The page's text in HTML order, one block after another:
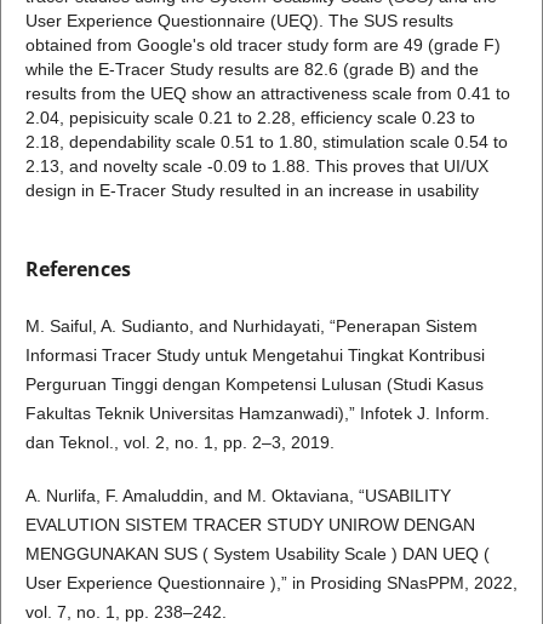
User Experience Questionnaire (UEQ). The SUS results
obtained from Google's old tracer study form are 49 (grade F)
while the E-Tracer Study results are 82.6 (grade B) and the
results from the UEQ show an attractiveness scale from 0.41 to
2.04, pepisicuity scale 0.21 to 2.28, efficiency scale 0.23 to
2.18, dependability scale 0.51 to 1.80, stimulation scale 0.54 to
2.13, and novelty scale -0.09 to 1.88. This proves that UI/UX
design in E-Tracer Study resulted in an increase in usability
References
M. Saiful, A. Sudianto, and Nurhidayati, “Penerapan Sistem
Informasi Tracer Study untuk Mengetahui Tingkat Kontribusi
Perguruan Tinggi dengan Kompetensi Lulusan (Studi Kasus
Fakultas Teknik Universitas Hamzanwadi),” Infotek J. Inform.
dan Teknol., vol. 2, no. 1, pp. 2–3, 2019.
A. Nurlifa, F. Amaluddin, and M. Oktaviana, “USABILITY
EVALUTION SISTEM TRACER STUDY UNIROW DENGAN
MENGGUNAKAN SUS ( System Usability Scale ) DAN UEQ (
User Experience Questionnaire ),” in Prosiding SNasPPM, 2022,
vol. 7, no. 1, pp. 238–242.